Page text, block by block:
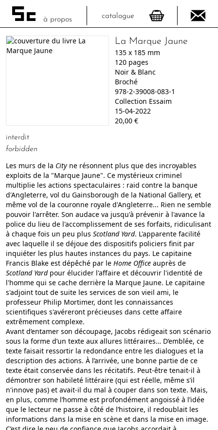
à propos catalogue
La Marque Jaune
135x 185mm
120pages
Noir & Blanc
Broché
978-2-39008-083-1
Collection Essaim
15-04-2022
20,00€
interdit
forbidden
Les murs de la City ne résonnent plus que des incroyables
exploits de la "Marque Jaune". Ce mystérieux criminel
multiplie les actions spectaculaires : raid contre la banque
d'Angleterre, vol du Gainsborough de la National Gallery, et
même vol de la couronne royale d'Angleterre... Rien ne semble
pouvoir l'arrêter. Son audace va jusqu'à prévenir à l'avance la
police du lieu de l'accomplissement de ses forfaits, ridiculisant
à chaque fois un peu plus Scotland Yard. L'apparente facilité
avec laquelle il se déjoue des dispositifs policiers finit par
inquiéter les plus hautes instances du pays. Le capitaine
Francis Blake est dépêché par le Home Office auprès de
Scotland Yardpour élucider l'affaire et découvrir l'identité de
l'homme qui se cache derrière la Marque Jaune. Le capitaine
s'adjoint tout de suite les services de son vieil ami, le
professeur Philip Mortimer, dont les connaissances
scientifiques s'avéreront précieuses dans cette affaire
extrêmement complexe.
Avant d’entamer son découpage, Jacobs rédigeait son scénario
sous la forme d’un texte aux allures littéraires… D’emblée, ce
texte faisait ressortir la redondance entre les dialogues et la
description des actions. À l’arrivée, une bonne partie de ce
texte était conservée dans les récitatifs. Peut-être tenait-il à
démontrer son habileté littéraire (qui est réelle, même s’il
n'innove pas) et avait-il du mal à couper dans son texte. Mais,
en plus, comme l’homme est profondément angoissé à l’idée
que le lecteur ne passe à côté de l’histoire, il redoublait les
informations dans la mise en scène et dans la mise en image.